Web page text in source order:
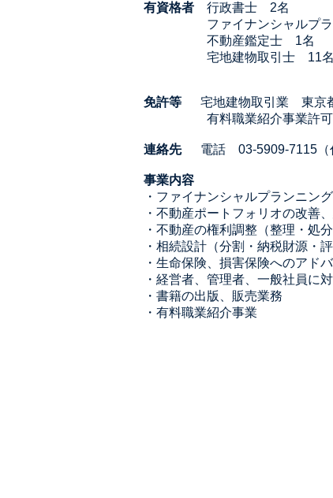
有資格者 行政書士 2名
ファイナンシャルプ
不動産鑑定士 1名
宅地建物取引士 11名
免許等
宅地建物取引業 東京
有料職業紹介事業許可番
連絡先 電話 03-5909-7115（
事業内容
・ファイナンシャルプランニン
・不動産ポートフォリオの改善
・不動産の権利調整（整理・処分
・相続設計（分割・納税財源・評
・生命保険、損害保険へのアド
・経営者、管理者、一般社員に
・書籍の出版、販売業務
・有料職業紹介事業